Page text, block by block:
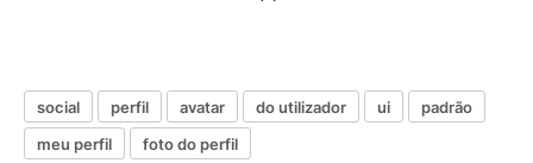
social perfil avatar do utilizador ui
padrão
meu perfil
foto do perfil